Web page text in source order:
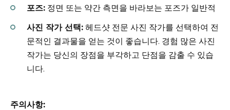
포즈: 정면 또는 약간 측면을 바라보는 포즈가 일반적
사진 작가 선택: 헤드샷 전문 사진 작가를 선택하여 전
문적인 결과물을 얻는 것이 좋습니다. 경험 많은 사진
작가는 당신의 장점을 부각하고 단점을 감출 수 있습
니다.
주의사항: